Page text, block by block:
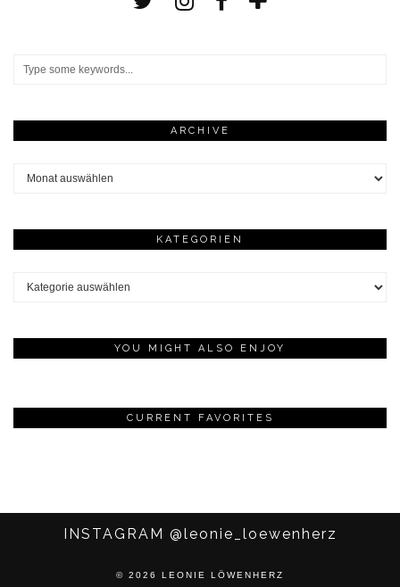
ARCHIVE
KATEGORIEN
YOU MIGHT ALSO ENJOY
CURRENT FAVORITES
INSTAGRAM @leonie_loewenherz
© 2026 LEONIE LÖWENHERZ